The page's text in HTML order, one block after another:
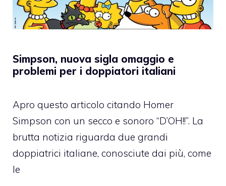
Simpson, nuova sigla omaggio e
problemi per i doppiatori italiani
Apro questo articolo citando Homer
Simpson con un secco e sonoro “D’OH!!”. La
brutta notizia riguarda due grandi
doppiatrici italiane, conosciute dai più, come
le